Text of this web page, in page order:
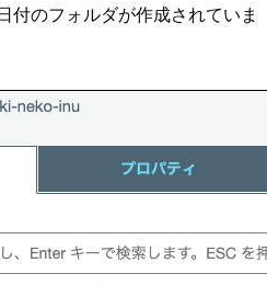
付のフォルダが作成されていま